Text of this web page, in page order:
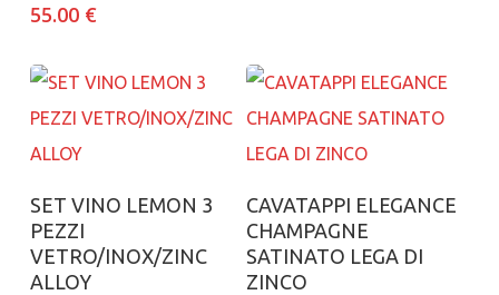
55.00 €
Aggiungi al carrello
SET VINO LEMON 3
PEZZI
VETRO/INOX/ZINC
ALLOY
Aggiungi al carrello
CAVATAPPI ELEGANCE
CHAMPAGNE
SATINATO LEGA DI
ZINCO